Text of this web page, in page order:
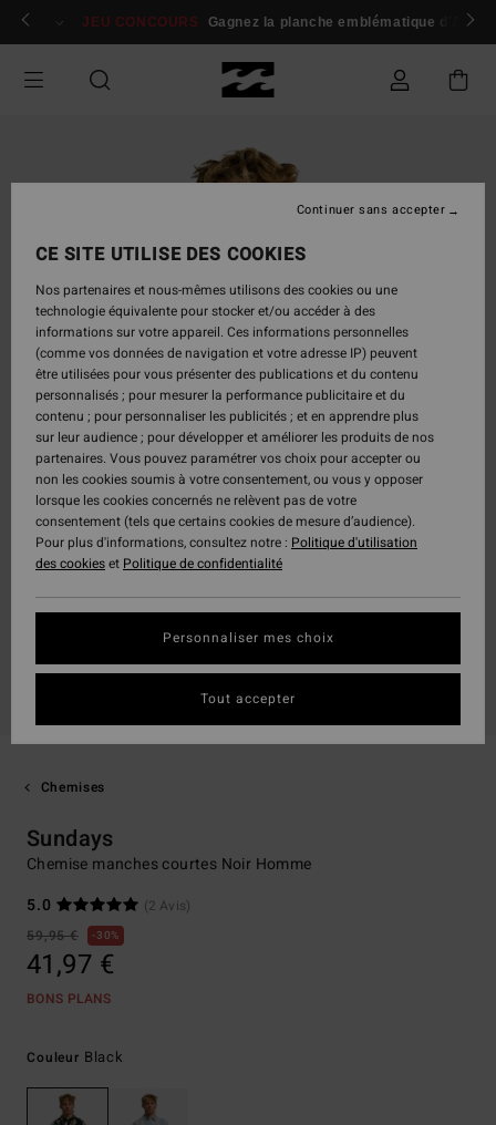
Passer
Se connecter / s'inscrire
JEU CONCOURS Gagnez la planche emblématique d'Andy
Chemises
Sundays
Chemise manches courtes Noir Homme
5.0
(2 Avis)
59,95 €
30%
41,97 €
BONS PLANS
Couleur Black
CE SITE UTILISE DES COOKIES
Nos partenaires et nous-mêmes utilisons des cookies ou une
technologie équivalente pour stocker et/ou accéder à des
informations sur votre appareil. Ces informations personnelles
(comme vos données de navigation et votre adresse IP) peuvent
être utilisées pour vous présenter des publications et du contenu
personnalisés ; pour mesurer la performance publicitaire et du
contenu ; pour personnaliser les publicités ; et en apprendre plus
sur leur audience ; pour développer et améliorer les produits de nos
partenaires. Vous pouvez paramétrer vos choix pour accepter ou
non les cookies soumis à votre consentement, ou vous y opposer
lorsque les cookies concernés ne relèvent pas de votre
consentement (tels que certains cookies de mesure d’audience).
Pour plus d'informations, consultez notre : Politique d'utilisation
des cookieset Politique de confidentialité
Personnaliser mes choix
Continuer sans accepter
Tout accepter